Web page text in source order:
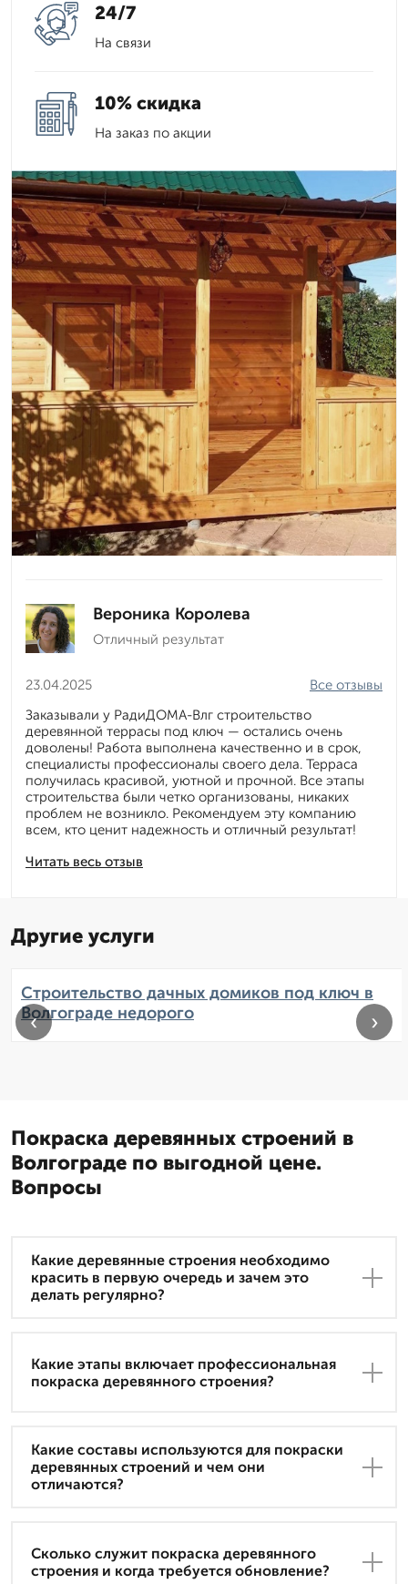
24/7
На связи
10% скидка
На заказ по акции
Вероника Королева
Отличный результат
23.04.2025
Читать весь отзыв
Все отзывы
Заказывали у РадиДОМА-Влг строительство
деревянной террасы под ключ — остались очень
доволены! Работа выполнена качественно и в срок,
специалисты профессионалы своего дела. Терраса
получилась красивой, уютной и прочной. Все этапы
строительства были четко организованы, никаких
проблем не возникло. Рекомендуем эту компанию
всем, кто ценит надежность и отличный результат!
Другие услуги
Строительство дачных домиков под ключ в
Волгограде недорого
‹ ›
Покраска деревянных строений в
Волгограде по выгодной цене.
Вопросы
Какие деревянные строения необходимо
красить в первую очередь и зачем это
делать регулярно?
Какие этапы включает профессиональная
покраска деревянного строения?
Какие составы используются для покраски
деревянных строений и чем они
отличаются?
Сколько служит покраска деревянного
строения и когда требуется обновление?